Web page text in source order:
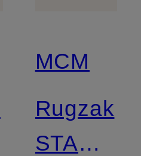
MCM
Rugzak
STARK